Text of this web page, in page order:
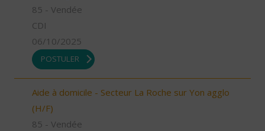
85 - Vendée
CDI
06/10/2025
POSTULER
Aide à domicile - Secteur La Roche sur Yon agglo
(H/F)
85 - Vendée